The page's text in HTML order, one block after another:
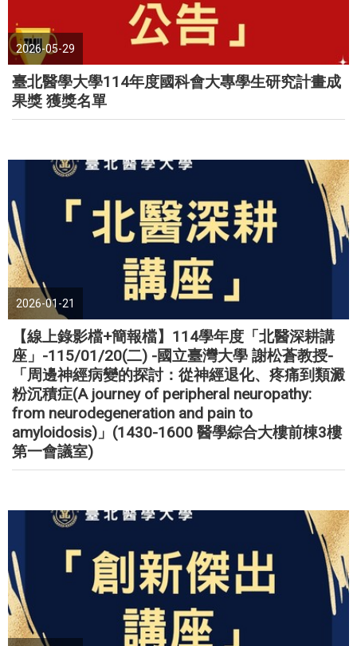
2026-05-29
臺北醫學大學114年度國科會大專學生研究計畫成
果獎 獲獎名單
2026-01-21
【線上錄影檔+簡報檔】114學年度「北醫深耕講
座」-115/01/20(二) -國立臺灣大學 謝松蒼教授-
「周邊神經病變的探討：從神經退化、疼痛到類澱
粉沉積症(A journey of peripheral neuropathy:
from neurodegeneration and pain to
amyloidosis)」(1430-1600 醫學綜合大樓前棟3樓
第一會議室)